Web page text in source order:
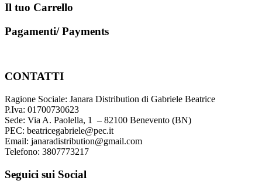
Il tuo Carrello
Pagamenti/ Payments
CONTATTI
Ragione Sociale: Janara Distribution di Gabriele Beatrice
P.Iva: 01700730623
Sede: Via A. Paolella, 1 – 82100 Benevento (BN)
PEC: beatricegabriele@pec.it
Email: janaradistribution@gmail.com
Telefono: 3807773217
Seguici sui Social